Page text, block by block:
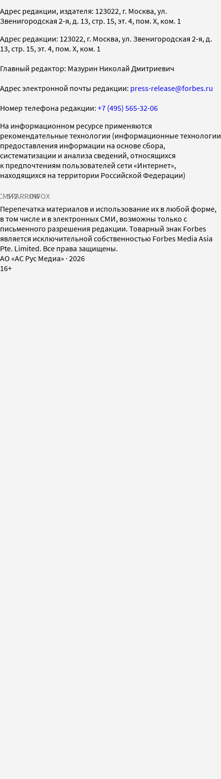
Адрес редакции, издателя: 123022, г. Москва, ул.
Звенигородская 2-я, д. 13, стр. 15, эт. 4, пом. X, ком. 1
Адрес редакции: 123022, г. Москва, ул. Звенигородская 2-я, д.
13, стр. 15, эт. 4, пом. X, ком. 1
Главный редактор: Мазурин Николай Дмитриевич
Адрес электронной почты редакции: press-release@forbes.ru
Номер телефона редакции: +7 (495) 565-32-06
На информационном ресурсе применяются
рекомендательные технологии (информационные технологии
предоставления информации на основе сбора,
систематизации и анализа сведений, относящихся
к предпочтениям пользователей сети «Интернет»,
находящихся на территории Российской Федерации)
SPARROWINFOX
Перепечатка материалов и использование их в любой форме,
в том числе и в электронных СМИ, возможны только с
письменного разрешения редакции. Товарный знак Forbes
является исключительной собственностью Forbes Media Asia
Pte. Limited. Все права защищены.
AO «АС Рус Медиа» · 2026
16+